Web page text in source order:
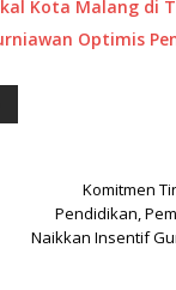
Kota Malang di
Optimis
Komitmen
Pendidikan,
Naikkan Insentif